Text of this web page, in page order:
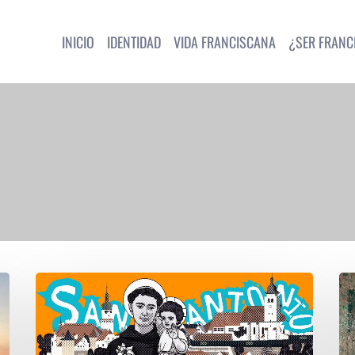
INICIO IDENTIDAD VIDA FRANCISCANA ¿SER
VOCACIÓN
DENTRO
DE
LA
VOCACIÓN: